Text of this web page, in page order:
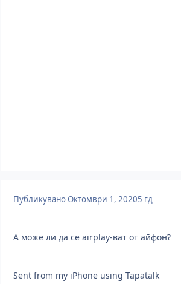
ПубликуваноОктомври 1, 20205 гд
А може ли да се airplay-ват от айфон?
Sent from my iPhone using Tapatalk